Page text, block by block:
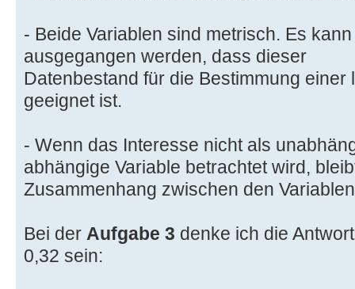
- Beide Variablen sind metrisch. Es
ausgegangen werden, dass dieser
Datenbestand für die Bestimmung
geeignet ist.
- Wenn das Interesse nicht als
abhängige Variable betrachtet wird,
Zusammenhang zwischen den
Bei der Aufgabe 3 denke ich die
0,32 sein: